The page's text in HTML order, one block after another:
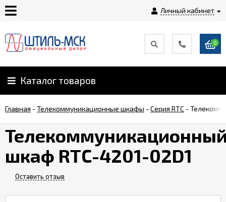
Личный кабинет
Главная
О
Монтаж
0
Каталог товаров
Главная -Телекоммуникационные шкафы -Серия RTC -
шкаф RTC-4201-02D1
Оставить отзыв